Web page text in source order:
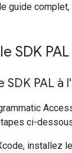
guide
SDK
SDK PAL
ci-
installez